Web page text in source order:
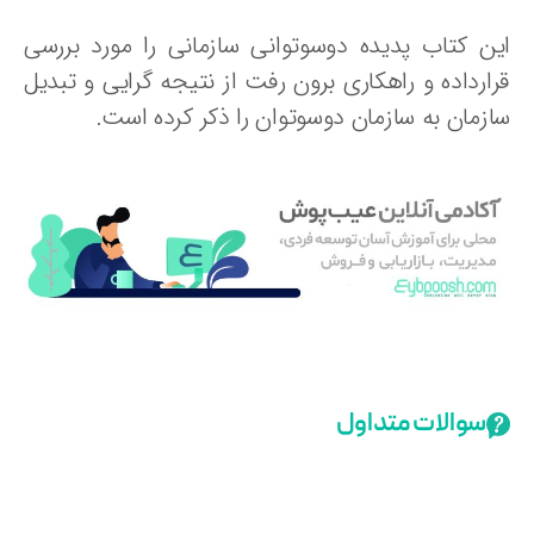
کتاب پدیده دوسوتوانی سازمانی را مورد بررسی
و راهکاری برون رفت از نتیجه گرایی و تبدیل
به سازمان دوسوتوان را ذکر کرده است.
سوالات متداول